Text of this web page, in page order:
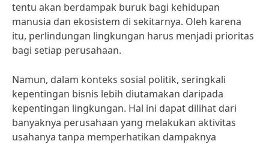
tentu akan berdampak buruk bagi kehidupan
manusia dan ekosistem di sekitarnya. Oleh karena
itu, perlindungan lingkungan harus menjadi prioritas
bagi setiap perusahaan.
Namun, dalam konteks sosial politik, seringkali
kepentingan bisnis lebih diutamakan daripada
kepentingan lingkungan. Hal ini dapat dilihat dari
banyaknya perusahaan yang melakukan aktivitas
usahanya tanpa memperhatikan dampaknya